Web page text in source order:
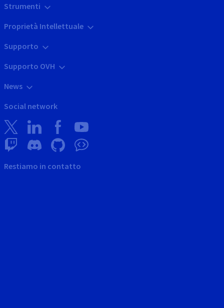
Strumenti
Proprietà Intellettuale
Supporto
Supporto OVH
News
Social network
Restiamo in contatto